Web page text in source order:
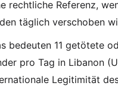
rechtliche Referenz,
täglich verschoben
bedeuten 11 getötete
pro Tag in Libanon
Legitimität